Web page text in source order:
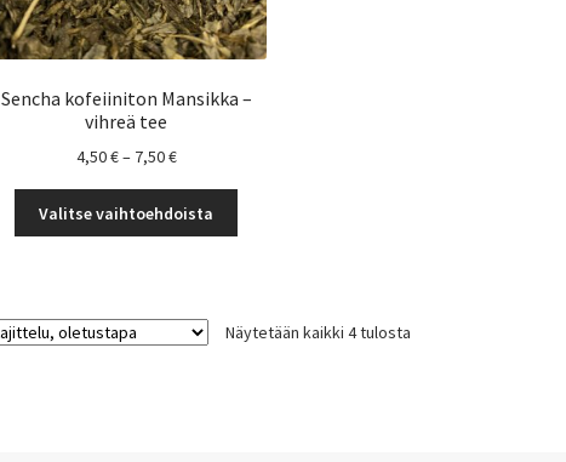
Sencha kofeiiniton Mansikka –
vihreä tee
4,50€– 7,50€Hintaluokka:
-
7,50 €
Valitse vaihtoehdoista
Voit
Näytetään kaikki 4 tulosta